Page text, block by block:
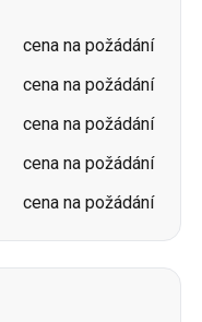
cena na požádání
cena na požádání
cena na požádání
cena na požádání
cena na požádání